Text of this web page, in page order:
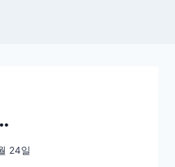
24일